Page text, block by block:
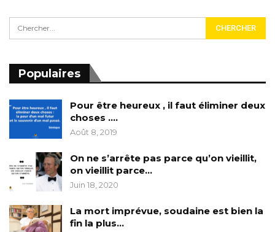
Populaires
Pour être heureux , il faut éliminer deux
choses ….
Août 8, 2019
On ne s’arrête pas parce qu’on vieillit,
on vieillit parce…
Juin 18, 2020
La mort imprévue, soudaine est bien la
fin la plus…